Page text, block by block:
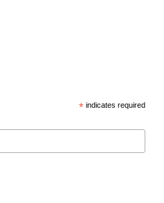
* indicates required